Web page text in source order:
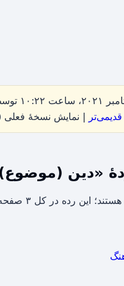
| نمایش نسخهٔ فعلی
«دین